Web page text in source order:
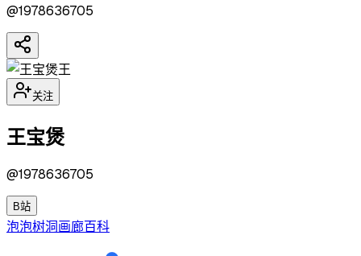
@1978636705
王
关注
王宝煲
@1978636705
B站
泡泡树洞画廊百科